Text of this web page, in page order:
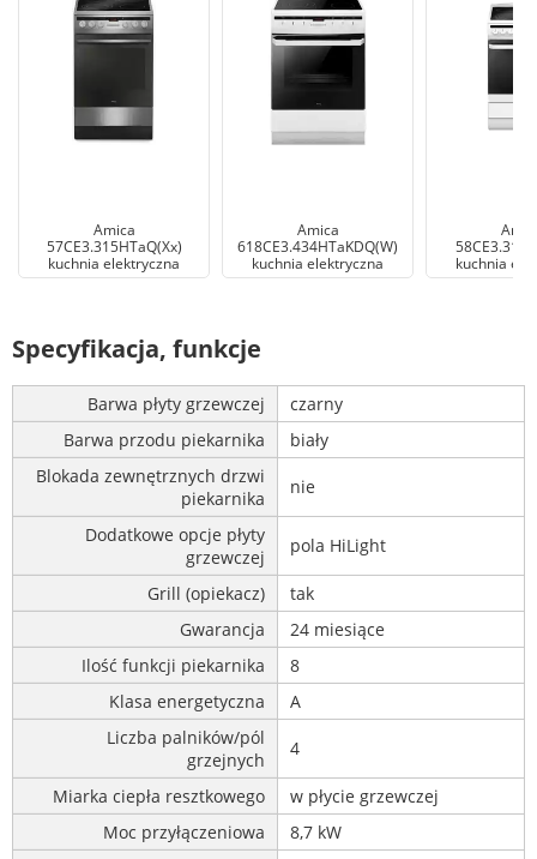
Amica
57CE3.315HTaQ(Xx)
kuchnia elektryczna
Amica
618CE3.434HTaKDQ(W)
kuchnia elektryczna
kuchnia
Specyfikacja, funkcje
Barwa płyty grzewczej
czarny
Barwa przodu piekarnika
biały
Blokada zewnętrznych drzwi
piekarnika
nie
Dodatkowe opcje płyty
grzewczej
pola HiLight
Grill (opiekacz)
tak
Gwarancja
24 miesiące
Ilość funkcji piekarnika
8
Klasa energetyczna
A
Liczba palników/pól
grzejnych
4
Miarka ciepła resztkowego
w płycie grzewczej
Moc przyłączeniowa
8,7 kW